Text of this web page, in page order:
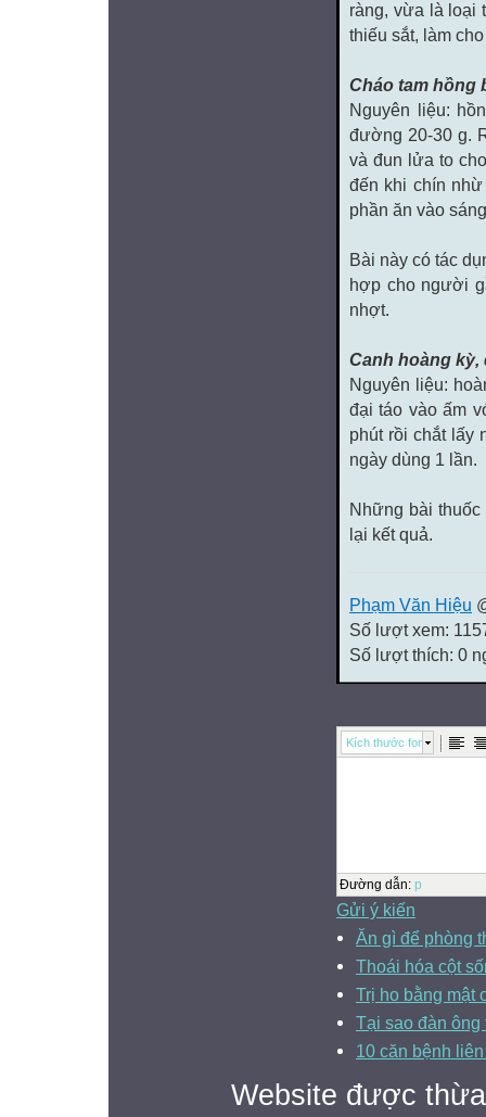
ràng, vừa là loại
thiếu sắt, làm
Cháo tam hồng
Nguyên liệu:
đường 20-30 g.
và đun lửa to
đến khi chín
phần ăn vào
Bài này có tác
hợp cho người
nhợt.
Canh hoàng kỳ,
Nguyên liệu:
đại táo vào ấm
phút rồi chắt lấy
ngày dùng 1 lần.
Những bài
lại kết quả.
Phạm Văn Hiệu
Số lượt xem:
Số lượt thích: 0
Kích thước font
Đường dẫn: p
Gửi ý kiến
Ăn gì để phòng
Thoái hóa cột
Trị ho bằng mật
Tại sao đàn ông
10 căn bệnh
Website được